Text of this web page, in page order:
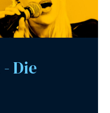
- Die